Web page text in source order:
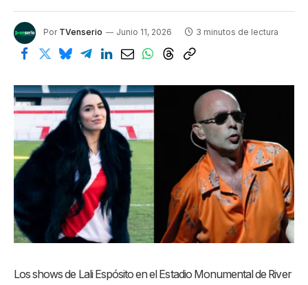
Por TVenserio Junio 11, 2026 3 minutos de lectura
Los shows de Lali Espósito en el Estadio Monumental de River